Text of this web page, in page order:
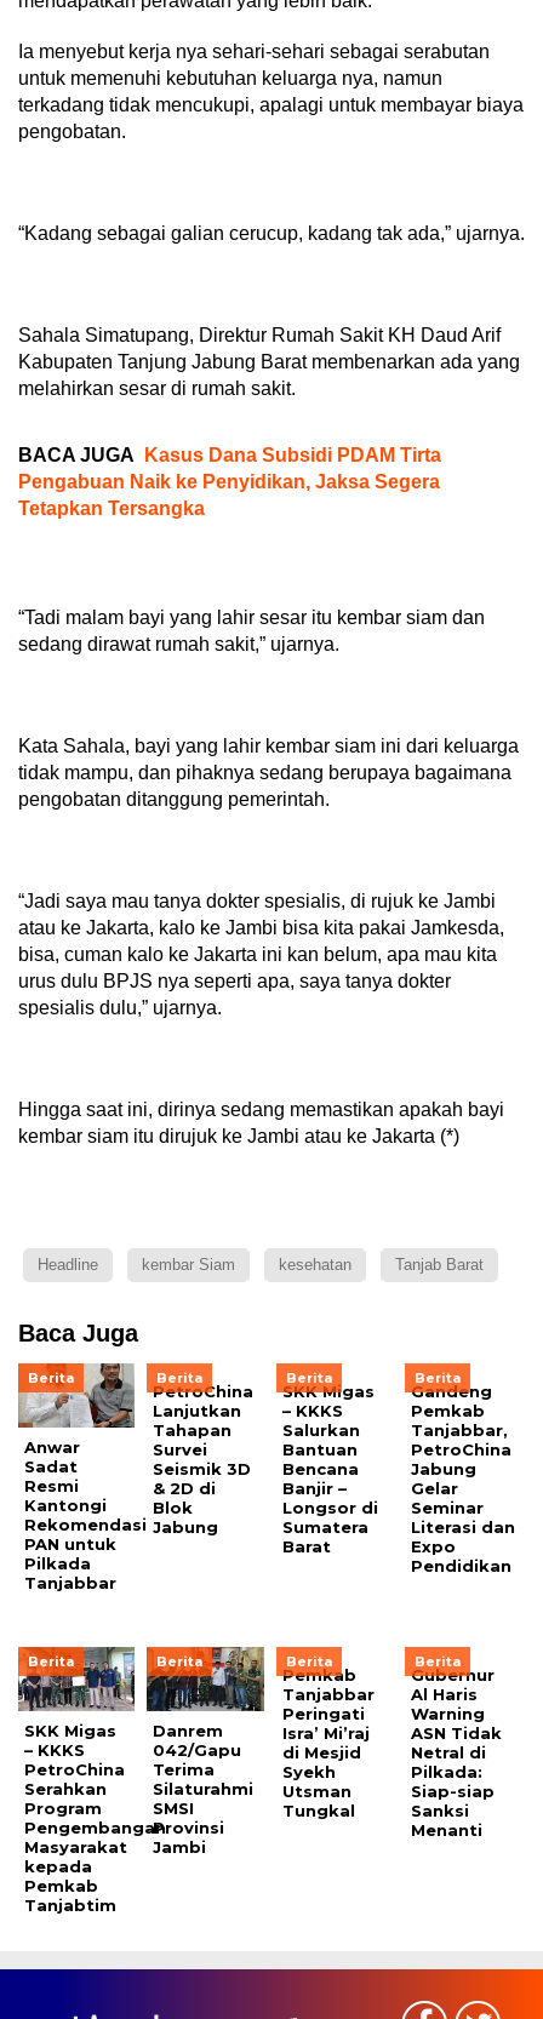
Ia menyebut kerja nya sehari-sehari sebagai serabutan
untuk memenuhi kebutuhan keluarga nya, namun
terkadang tidak mencukupi, apalagi untuk membayar biaya
pengobatan.
“Kadang sebagai galian cerucup, kadang tak ada,” ujarnya.
Sahala Simatupang, Direktur Rumah Sakit KH Daud Arif
Kabupaten Tanjung Jabung Barat membenarkan ada yang
melahirkan sesar di rumah sakit.
BACA JUGA
Kasus Dana Subsidi PDAM Tirta
Pengabuan Naik ke Penyidikan, Jaksa Segera
Tetapkan Tersangka
“Tadi malam bayi yang lahir sesar itu kembar siam dan
sedang dirawat rumah sakit,” ujarnya.
Kata Sahala, bayi yang lahir kembar siam ini dari keluarga
tidak mampu, dan pihaknya sedang berupaya bagaimana
pengobatan ditanggung pemerintah.
“Jadi saya mau tanya dokter spesialis, di rujuk ke Jambi
atau ke Jakarta, kalo ke Jambi bisa kita pakai Jamkesda,
bisa, cuman kalo ke Jakarta ini kan belum, apa mau kita
urus dulu BPJS nya seperti apa, saya tanya dokter
spesialis dulu,” ujarnya.
Hingga saat ini, dirinya sedang memastikan apakah bayi
kembar siam itu dirujuk ke Jambi atau ke Jakarta (*)
Headline kembar Siam kesehatan Tanjab Barat
Baca Juga
Berita
Anwar
Sadat
Resmi
Kantongi
Rekomendasi
PAN untuk
Pilkada
Tanjabbar
Berita
PetroChina
Lanjutkan
Tahapan
Survei
Seismik 3D
& 2D di
Blok
Jabung
Berita
SKK Migas
– KKKS
Salurkan
Bantuan
Bencana
Banjir –
Longsor di
Sumatera
Barat
Berita
Gandeng
Pemkab
Tanjabbar,
PetroChina
Jabung
Gelar
Seminar
Literasi dan
Expo
Pendidikan
Berita
SKK Migas
– KKKS
PetroChina
Serahkan
Program
Pengembangan
Masyarakat
kepada
Pemkab
Tanjabtim
Berita
Danrem
042/Gapu
Terima
Silaturahmi
SMSI
Provinsi
Jambi
Berita
Pemkab
Tanjabbar
Peringati
Isra’ Mi’raj
di Mesjid
Syekh
Utsman
Tungkal
Berita
Gubernur
Al Haris
Warning
ASN Tidak
Netral di
Pilkada:
Siap-siap
Sanksi
Menanti